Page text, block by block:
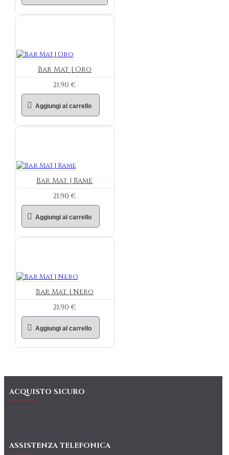
Bar Mat | Oro
21,90 €
Aggiungi al carrello
Bar Mat | Rame
21,90 €
Aggiungi al carrello
Bar Mat | Nero
21,90 €
Aggiungi al carrello
ACQUISTO SICURO
ASSISTENZA TELEFONICA